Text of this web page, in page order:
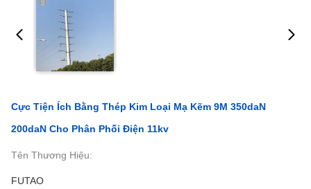
Cực Tiện Ích Bằng Thép Kim Loại Mạ Kẽm 9M 350daN
200daN Cho Phân Phối Điện 11kv
Tên Thương Hiệu:
FUTAO